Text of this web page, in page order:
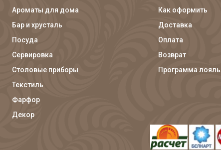
Ароматы для дома
Бар и хрусталь
Посуда
Сервировка
Столовые приборы
Текстиль
Фарфор
Декор
Как оформить
Доставка
Оплата
Возврат
Программа